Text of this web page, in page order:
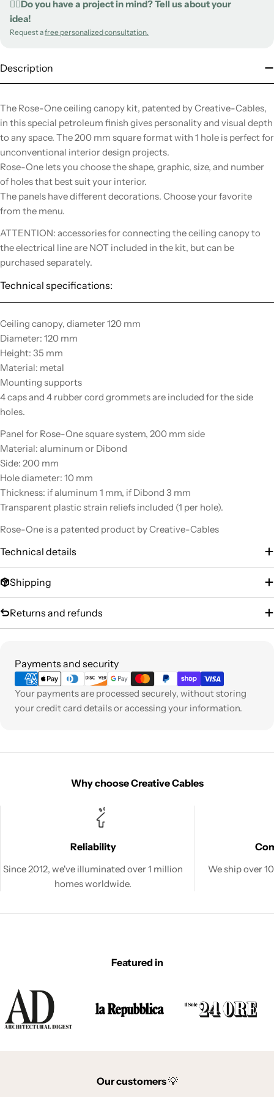
✍🏻Do you have a project in mind? Tell us about your
idea!
Request afree personalized consultation.
Description
The Rose-One ceiling canopy kit, patented by Creative-Cables,
in this special petroleum finish gives personality and visual depth
to any space. The 200 mm square format with 1 hole is perfect for
unconventional interior design projects.
Rose-One lets you choose the shape, graphic, size, and number
of holes that best suit your interior.
The panels have different decorations. Choose your favorite
from the menu.
ATTENTION: accessories for connecting the ceiling canopy to
the electrical line are NOT included in the kit, but can be
purchased separately.
Technical specifications:
Ceiling canopy, diameter 120 mm
Diameter: 120 mm
Height: 35 mm
Material: metal
Mounting supports
4 caps and 4 rubber cord grommets are included for the side
holes.
Panel for Rose-One square system, 200 mm side
Material: aluminum or Dibond
Side: 200 mm
Hole diameter: 10 mm
Thickness: if aluminum 1 mm, if Dibond 3 mm
Transparent plastic strain reliefs included (1 per hole).
Rose-One is a patented product by Creative-Cables
Technical details
Shipping
Returns and refunds
Payments and security
Payment
methods
Your payments are processed securely, without storing
your credit card details or accessing your information.
Why choose Creative Cables
Reliability
Since 2012, we've illuminated over 1 million
homes worldwide.
We ship over
Featured in
Our customers💡